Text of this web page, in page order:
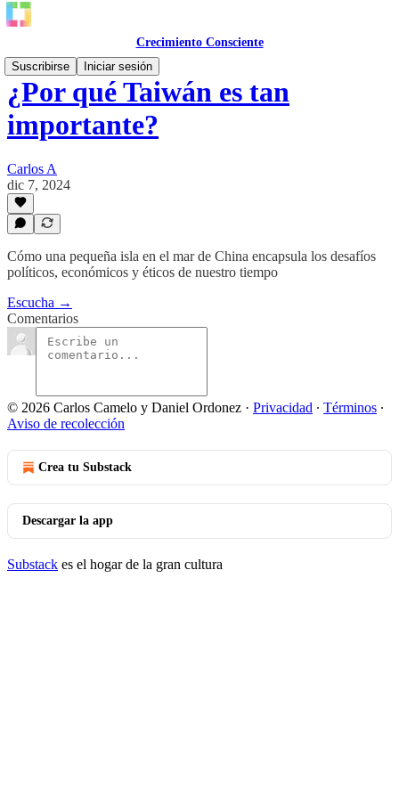
Crecimiento Consciente
Suscribirse
Iniciar sesión
¿Por qué Taiwán es tan
importante?
Carlos A
dic 7, 2024
Cómo una pequeña isla en el mar de China encapsula los desafíos
políticos, económicos y éticos de nuestro tiempo
Escucha →
Comentarios
© 2026 Carlos Camelo y Daniel Ordonez · Privacidad ∙ Términos ∙
Aviso de recolección
Crea tu Substack
Descargar la app
Substack es el hogar de la gran cultura